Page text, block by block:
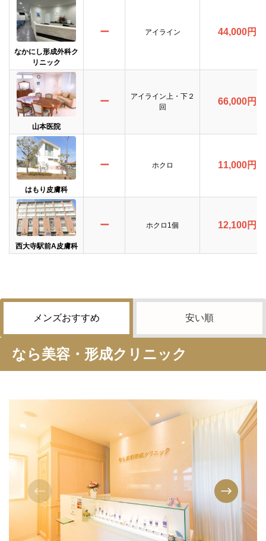
なかにし形成外科ク
リニック
ー アイライン 44,000円
山本医院
ー
アイライン上・下２
回
66,000円
はもり皮膚科
ー ホクロ 11,000円
西大寺駅前A皮膚科
ー ホクロ1個 12,100円
メンズおすすめ 安い順
なら美容・形成クリニック